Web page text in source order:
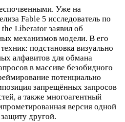
Уже на
Fable 5 исследователь по
Liberator заявил об
механизмов модели. В его
подстановка визуально
алфавитов для обмана
в массиве безобидного
потенциально
запрещённых запросов
а также многоагентный
версия одной
другой.